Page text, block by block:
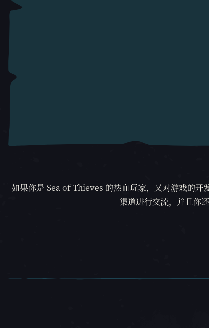
如果你是 Sea of Thieves 的热血玩家，又对游戏的
渠道进行交流，并且你